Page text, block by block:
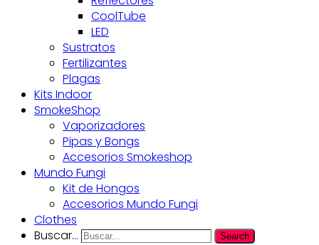
CoolTube
LED
Sustratos
Fertilizantes
Plagas
Kits Indoor
SmokeShop
Vaporizadores
Pipas y Bongs
Accesorios Smokeshop
Mundo Fungi
Kit de Hongos
Accesorios Mundo Fungi
Clothes
Buscar...
Search